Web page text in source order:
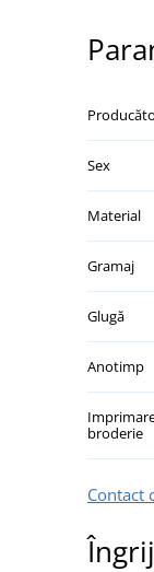
Sex
Material
Gramaj
Glugă
Anotimp
broderie
Contact